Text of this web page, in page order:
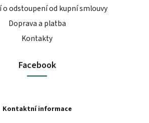
o odstoupení od kupní smlouvy
Doprava a platba
Kontakty
Facebook
Kontaktní informace